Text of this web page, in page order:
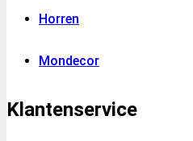
Horren
Mondecor
Klantenservice